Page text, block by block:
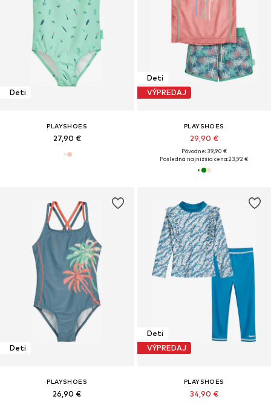
Deti
PLAYSHOES
27,90 €
Deti
VÝPREDAJ
PLAYSHOES
29,90 €
Pôvodne: 39,90 €
Posledná najnižšia cena:23,92 €
Deti
PLAYSHOES
26,90 €
Deti
VÝPREDAJ
PLAYSHOES
34,90 €